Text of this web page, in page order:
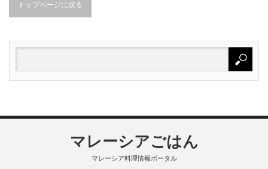
トップページに戻る
マレーシアごはん
マレーシア料理情報ポータル